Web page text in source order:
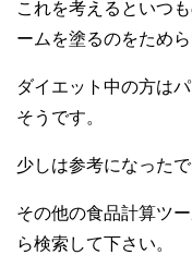
これを考えるといつ
ームを塗るのをため
ダイエット中の方は
そうです。
少しは参考になった
その他の食品計算ツ
ら検索して下さい。